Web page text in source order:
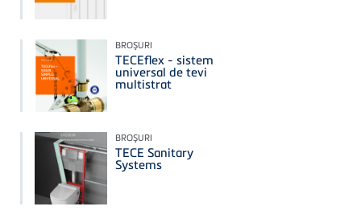
BROŞURI
TECEflex - sistem
universal de tevi
multistrat
BROŞURI
TECE Sanitary
Systems